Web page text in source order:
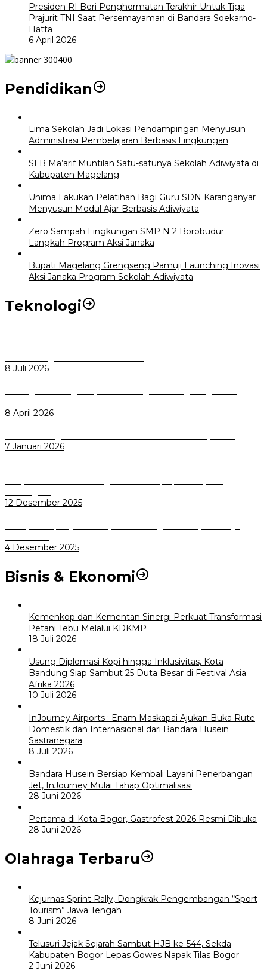
Presiden RI Beri Penghormatan Terakhir Untuk Tiga
Prajurit TNI Saat Persemayaman di Bandara Soekarno-
Hatta
6 April 2026
Pendidikan
Lima Sekolah Jadi Lokasi Pendampingan Menyusun
Administrasi Pembelajaran Berbasis Lingkungan
SLB Ma’arif Muntilan Satu-satunya Sekolah Adiwiyata di
Kabupaten Magelang
Unima Lakukan Pelatihan Bagi Guru SDN Karanganyar
Menyusun Modul Ajar Berbasis Adiwiyata
Zero Sampah Lingkungan SMP N 2 Borobudur
Langkah Program Aksi Janaka
Bupati Magelang Grengseng Pamuji Launching Inovasi
Aksi Janaka Program Sekolah Adiwiyata
Teknologi
8 Juli 2026
8 April 2026
7 Januari 2026
12 Desember 2025
4 Desember 2025
Bisnis & Ekonomi
Kemenkop dan Kementan Sinergi Perkuat Transformasi
Petani Tebu Melalui KDKMP
18 Juli 2026
Usung Diplomasi Kopi hingga Inklusivitas, Kota
Bandung Siap Sambut 25 Duta Besar di Festival Asia
Afrika 2026
10 Juli 2026
InJourney Airports : Enam Maskapai Ajukan Buka Rute
Domestik dan Internasional dari Bandara Husein
Sastranegara
8 Juli 2026
Bandara Husein Bersiap Kembali Layani Penerbangan
Jet, InJourney Mulai Tahap Optimalisasi
28 Juni 2026
Pertama di Kota Bogor, Gastrofest 2026 Resmi Dibuka
28 Juni 2026
Olahraga Terbaru
Kejurnas Sprint Rally, Dongkrak Pengembangan “Sport
Tourism” Jawa Tengah
8 Juni 2026
Telusuri Jejak Sejarah Sambut HJB ke-544, Sekda
Kabupaten Bogor Lepas Gowes Napak Tilas Bogor
2 Juni 2026